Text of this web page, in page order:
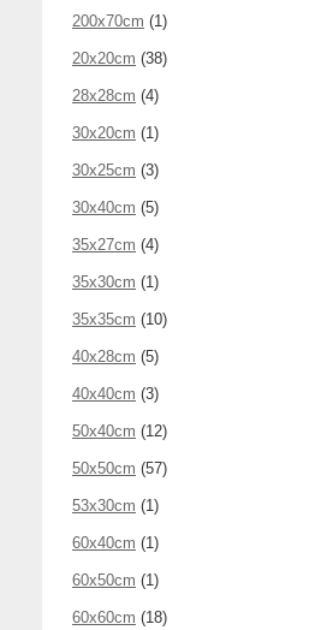
200x70cm (1)
20x20cm (38)
28x28cm (4)
30x20cm (1)
30x25cm (3)
30x40cm (5)
35x27cm (4)
35x30cm (1)
35x35cm (10)
40x28cm (5)
40x40cm (3)
50x40cm (12)
50x50cm (57)
53x30cm (1)
60x40cm (1)
60x50cm (1)
60x60cm (18)